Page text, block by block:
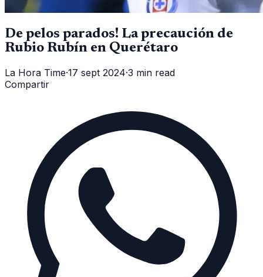
De pelos parados! La precaución de
Rubio Rubín en Querétaro
La Hora Time·17 sept 2024·3 min read
Compartir